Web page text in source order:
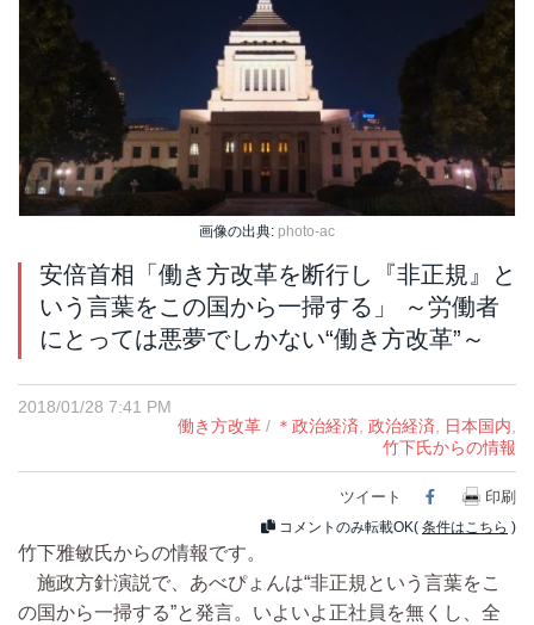
画像の出典: photo-ac
安倍首相「働き方改革を断行し『非正規』と
いう言葉をこの国から一掃する」 ～労働者
にとっては悪夢でしかない“働き方改革”～
2018/01/28 7:41 PM
働き方改革 / ＊政治経済, 政治経済, 日本国内,
竹下氏からの情報
ツイート Facebook
印刷
コメントのみ転載OK( 条件はこちら )
竹下雅敏氏からの情報です。
施政方針演説で、あべぴょんは“非正規という言葉をこ
の国から一掃する”と発言。いよいよ正社員を無くし、全